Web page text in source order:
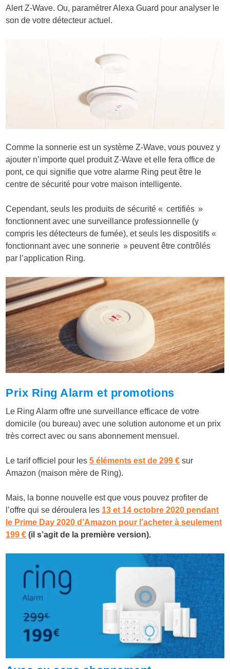
Alert Z-Wave. Ou, paramétrer Alexa Guard pour analyser le
son de votre détecteur actuel.
Comme la sonnerie est un système Z-Wave, vous pouvez y
ajouter n’importe quel produit Z-Wave et elle fera office de
pont, ce qui signifie que votre alarme Ring peut être le
centre de sécurité pour votre maison intelligente.
Cependant, seuls les produits de sécurité « certifiés »
fonctionnent avec une surveillance professionnelle (y
compris les détecteurs de fumée), et seuls les dispositifs «
fonctionnant avec une sonnerie » peuvent être contrôlés
par l’application Ring.
Prix Ring Alarm et promotions
Le Ring Alarm offre une surveillance efficace de votre
domicile (ou bureau) avec une solution autonome et un prix
très correct avec ou sans abonnement mensuel.
Le tarif officiel pour les5 éléments est de 299 € sur
Amazon (maison mère de Ring).
Mais, la bonne nouvelle est que vous pouvez profiter de
l’offre qui se déroulera les 13 et 14 octobre 2020 pendant
le Prime Day 2020 d’Amazon pour l’acheter à seulement
199 € (il s’agit de la première version).